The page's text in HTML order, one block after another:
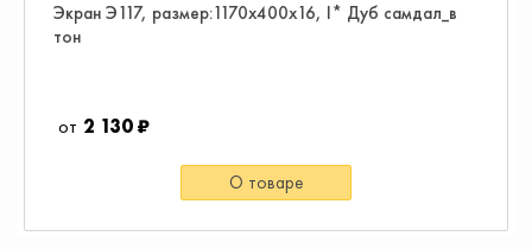
Экран Э117, размер:1170х400х16, I* Дуб самдал_в
тон
2 130 ₽
О товаре